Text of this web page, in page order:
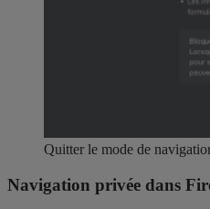
Quitter le mode de
Navigation privée dans